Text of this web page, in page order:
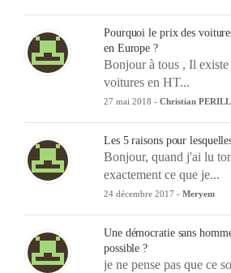
Pourquoi le prix des
en Europe ?
Bonjour à tous , Il
voitures en HT...
27 mai 2018 - Christian
Les 5 raisons pour
Bonjour, quand j'ai lu
exactement ce que je...
24 décembre 2017 - Meryem
Une démocratie sans
possible ?
je ne pense pas que ce